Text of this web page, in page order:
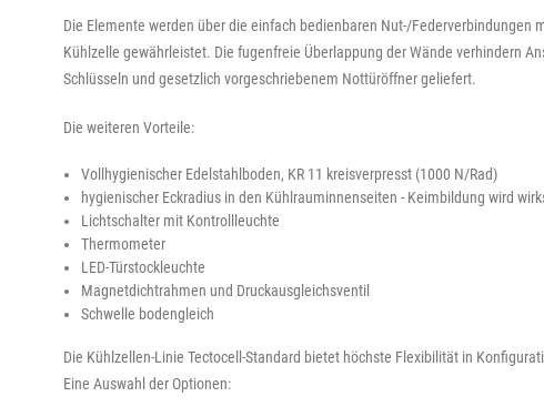
Die Elemente werden über die einfach bedienbaren Nut-/
Kühlzelle gewährleistet. Die fugenfreie Überlappung der Wände verhindern
Schlüsseln und gesetzlich vorgeschriebenem Nottüröffner geliefert.
Die weiteren Vorteile:
Vollhygienischer Edelstahlboden, KR 11 kreisverpresst (1000 N/Rad)
hygienischer Eckradius in den Kühlrauminnenseiten - Keimbildung wird
Lichtschalter mit Kontrollleuchte
Thermometer
LED-Türstockleuchte
Magnetdichtrahmen und Druckausgleichsventil
Schwelle bodengleich
Die Kühlzellen-Linie Tectocell-Standard bietet höchste Flexibilität in
Eine Auswahl der Optionen: